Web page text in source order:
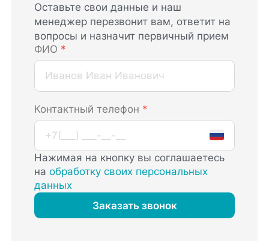
Оставьте свои данные и наш
менеджер перезвонит вам, ответит на
вопросы и назначит первичный прием
ФИО *
Контактный телефон *
Нажимая на кнопку вы соглашаетесь
наобработку своих персональных
данных
Заказать звонок